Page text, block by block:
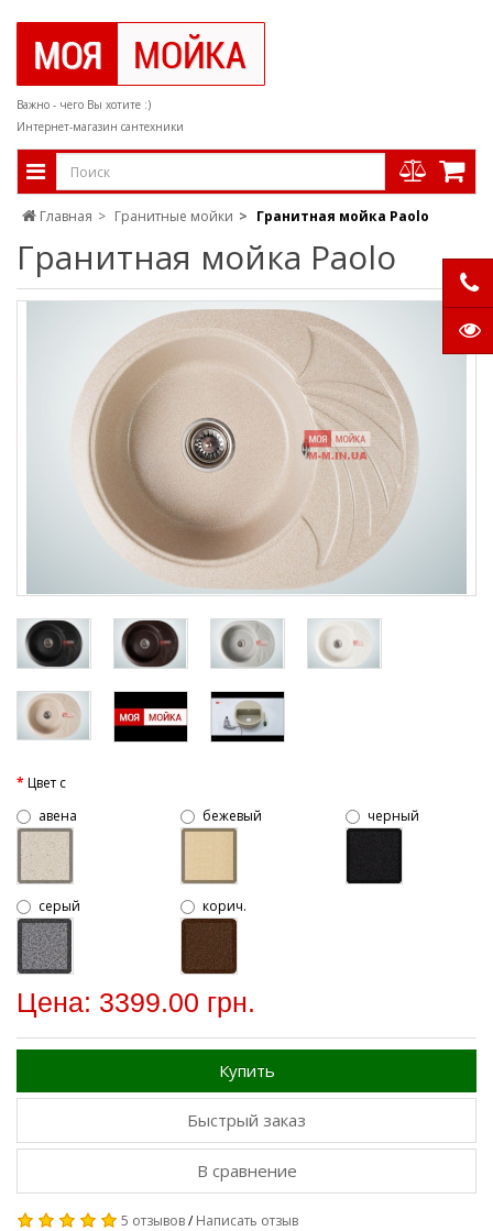
Важно - чего Вы хотите :)
Интернет-магазин сантехники
Главная Гранитные мойки Гранитная мойка Paolo
Гранитная мойка Paolo
Цвет c
авена
бежевый черный
серый корич.
Цена: 3399.00 грн.
Купить
Быстрый заказ
В сравнение
5 отзывов/Написать отзыв